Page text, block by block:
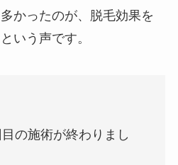
かったのが、脱毛効果を
いう声です。
の施術が終わりまし